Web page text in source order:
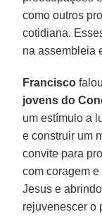
como outros
cotidiana.
na assembleia
Francisco
jovens do
um estímulo a
e construir um
convite para
com coragem
Jesus e
rejuvenescer o